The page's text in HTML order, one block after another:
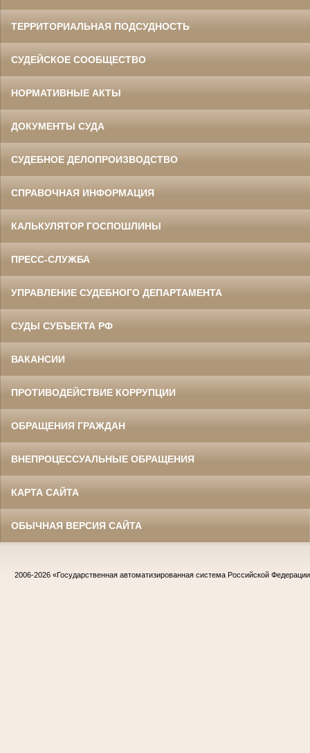
ТЕРРИТОРИАЛЬНАЯ ПОДСУДНОСТЬ
СУДЕЙСКОЕ СООБЩЕСТВО
НОРМАТИВНЫЕ АКТЫ
ДОКУМЕНТЫ СУДА
СУДЕБНОЕ ДЕЛОПРОИЗВОДСТВО
СПРАВОЧНАЯ ИНФОРМАЦИЯ
КАЛЬКУЛЯТОР ГОСПОШЛИНЫ
ПРЕСС-СЛУЖБА
УПРАВЛЕНИЕ СУДЕБНОГО ДЕПАРТАМЕНТА
СУДЫ СУБЪЕКТА РФ
ВАКАНСИИ
ПРОТИВОДЕЙСТВИЕ КОРРУПЦИИ
ОБРАЩЕНИЯ ГРАЖДАН
ВНЕПРОЦЕССУАЛЬНЫЕ ОБРАЩЕНИЯ
КАРТА САЙТА
ОБЫЧНАЯ ВЕРСИЯ САЙТА
2006-2026 «Государственная автоматизированная система Российской